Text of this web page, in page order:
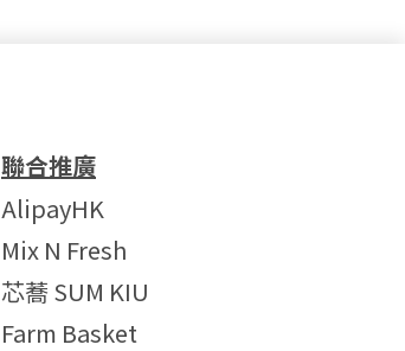
聯合推廣
AlipayHK
Mix N Fresh
芯蕎 SUM KIU
Farm Basket